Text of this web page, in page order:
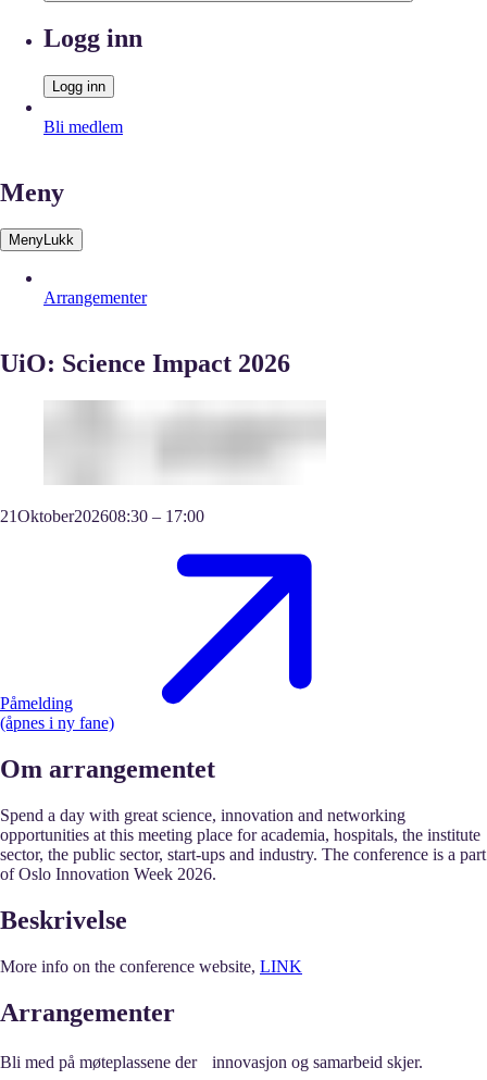
Logg inn
Logg inn
Bli medlem
Meny
MenyLukk
Arrangementer
UiO: Science Impact 2026
21Oktober202608:30 – 17:00
Påmelding
(åpnes i ny fane)
Om arrangementet
Spend a day with great science, innovation and networking
opportunities at this meeting place for academia, hospitals, the institute
sector, the public sector, start-ups and industry.​ The conference is a part
of Oslo Innovation Week 2026.
Beskrivelse
More info on the conference website, LINK
Arrangementer
Bli med på møteplassene der innovasjon og samarbeid skjer.